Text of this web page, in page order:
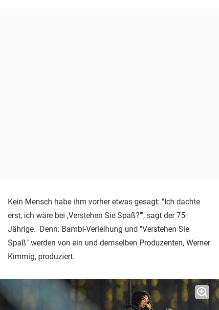
Kein Mensch habe ihm vorher etwas gesagt: "Ich dachte
erst, ich wäre bei ,Verstehen Sie Spaß?'", sagt der 75-
Jährige. Denn: Bambi-Verleihung und "Verstehen Sie
Spaß" werden von ein und demselben Produzenten, Werner
Kimmig, produziert.